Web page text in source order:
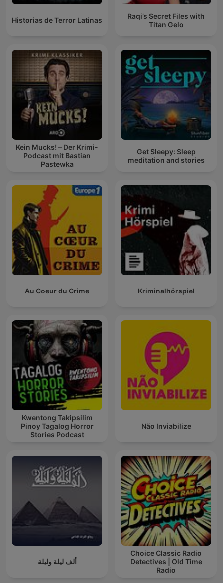
Historias de Terror Latinas
Raqi’s Secret Files with
Titan Gelo
Kein Mucks! – Der Krimi-
Podcast mit Bastian
Pastewka
Get Sleepy: Sleep
meditation and stories
Au Coeur du Crime Kriminalhörspiel
Kwentong Takipsilim
Pinoy Tagalog Horror
Stories Podcast
Não Inviabilize
ألف ليلة وليلة
Choice Classic Radio
Detectives | Old Time
Radio